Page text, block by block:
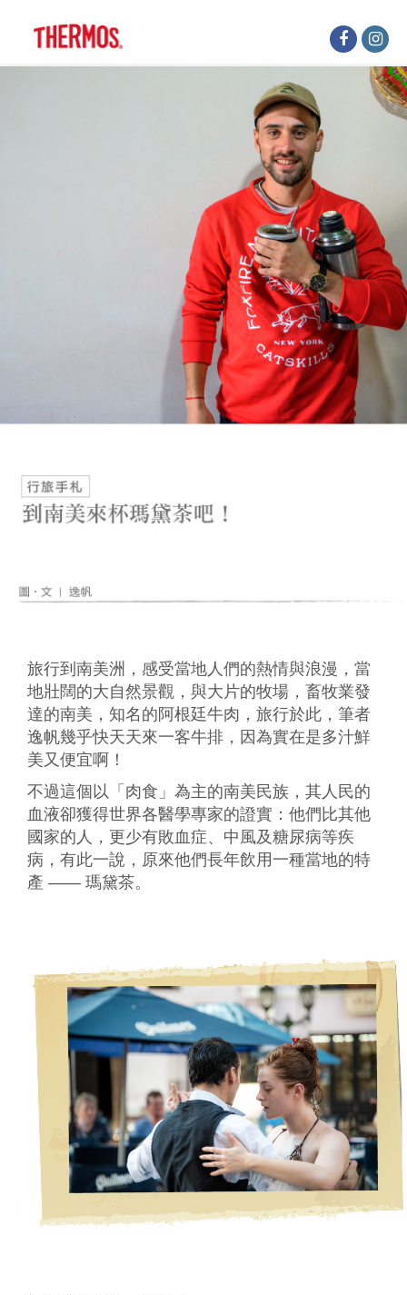
旅行到南美洲，感受當地人們的熱情與浪漫，當
地壯闊的大自然景觀，與大片的牧場，畜牧業發
達的南美，知名的阿根廷牛肉，旅行於此，筆者
逸帆幾乎快天天來一客牛排，因為實在是多汁鮮
美又便宜啊！
不過這個以「肉食」為主的南美民族，其人民的
血液卻獲得世界各醫學專家的證實：他們比其他
國家的人，更少有敗血症、中風及糖尿病等疾
病，有此一說，原來他們長年飲用一種當地的特
產 —— 瑪黛茶。